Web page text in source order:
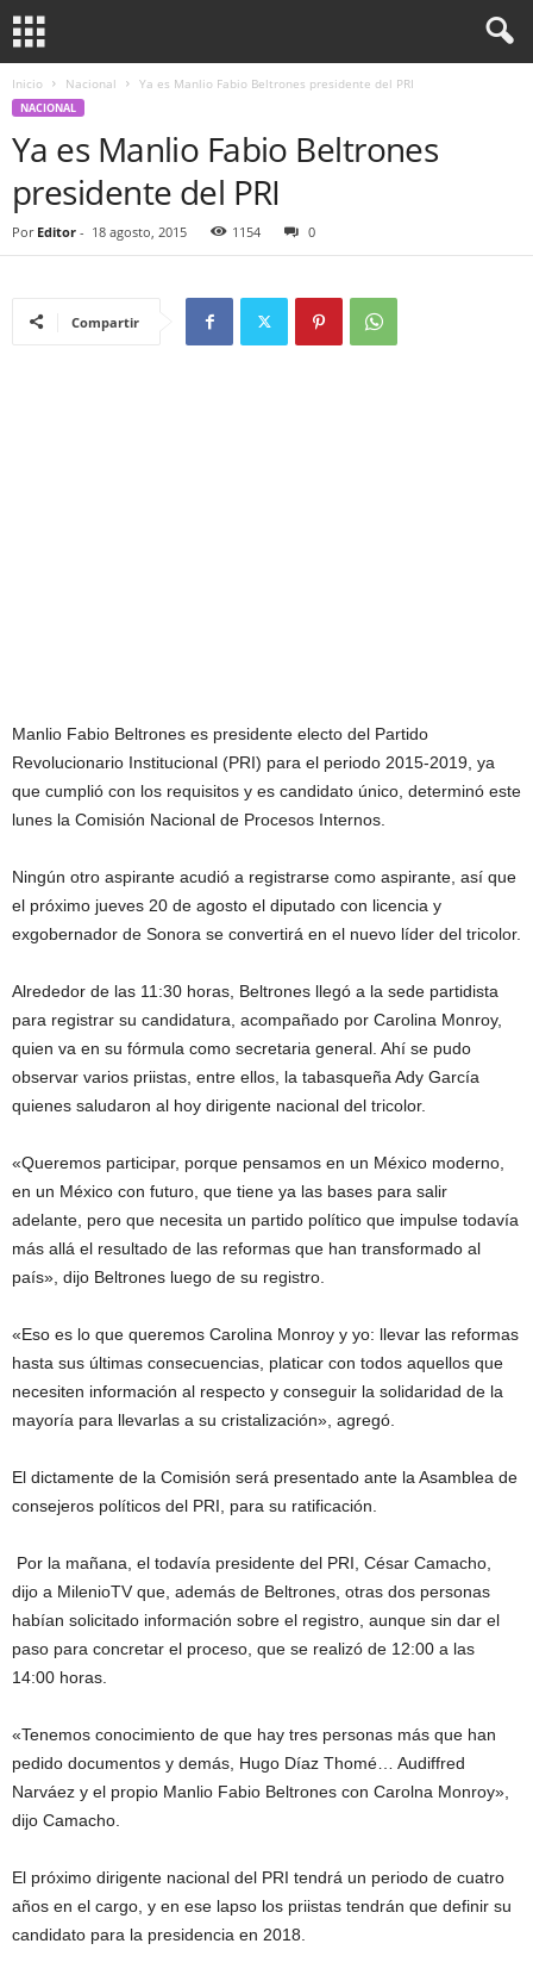
Inicio Nacional Ya es Manlio Fabio Beltrones presidente del PRI
NACIONAL
Ya es Manlio Fabio Beltrones
presidente del PRI
Por Editor - 18 agosto, 2015 1154 0
Compartir
Manlio Fabio Beltrones es presidente electo del Partido
Revolucionario Institucional (PRI) para el periodo 2015-2019, ya
que cumplió con los requisitos y es candidato único, determinó este
lunes la Comisión Nacional de Procesos Internos.
Ningún otro aspirante acudió a registrarse como aspirante, así que
el próximo jueves 20 de agosto el diputado con licencia y
exgobernador de Sonora se convertirá en el nuevo líder del tricolor.
Alrededor de las 11:30 horas, Beltrones llegó a la sede partidista
para registrar su candidatura, acompañado por Carolina Monroy,
quien va en su fórmula como secretaria general. Ahí se pudo
observar varios priistas, entre ellos, la tabasqueña Ady García
quienes saludaron al hoy dirigente nacional del tricolor.
«Queremos participar, porque pensamos en un México moderno,
en un México con futuro, que tiene ya las bases para salir
adelante, pero que necesita un partido político que impulse todavía
más allá el resultado de las reformas que han transformado al
país», dijo Beltrones luego de su registro.
«Eso es lo que queremos Carolina Monroy y yo: llevar las reformas
hasta sus últimas consecuencias, platicar con todos aquellos que
necesiten información al respecto y conseguir la solidaridad de la
mayoría para llevarlas a su cristalización», agregó.
El dictamente de la Comisión será presentado ante la Asamblea de
consejeros políticos del PRI, para su ratificación.
Por la mañana, el todavía presidente del PRI, César Camacho,
dijo a MilenioTV que, además de Beltrones, otras dos personas
habían solicitado información sobre el registro, aunque sin dar el
paso para concretar el proceso, que se realizó de 12:00 a las
14:00 horas.
«Tenemos conocimiento de que hay tres personas más que han
pedido documentos y demás, Hugo Díaz Thomé… Audiffred
Narváez y el propio Manlio Fabio Beltrones con Carolna Monroy»,
dijo Camacho.
El próximo dirigente nacional del PRI tendrá un periodo de cuatro
años en el cargo, y en ese lapso los priistas tendrán que definir su
candidato para la presidencia en 2018.